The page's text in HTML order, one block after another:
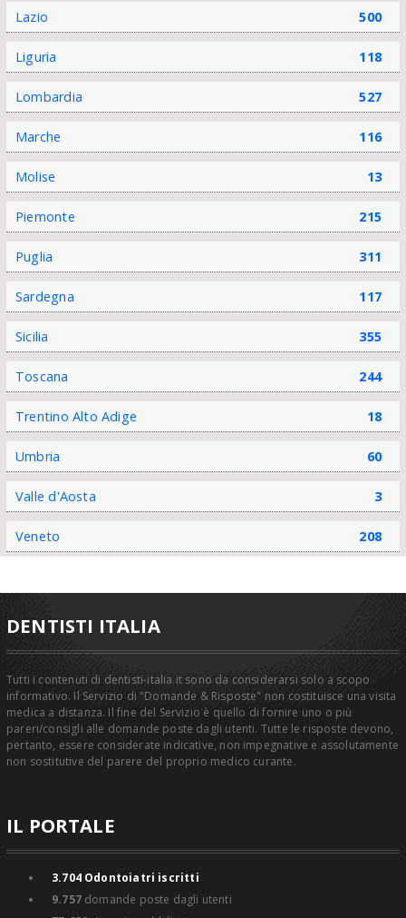
Lazio 500
Liguria 118
Lombardia 527
Marche 116
Molise 13
Piemonte 215
Puglia 311
Sardegna 117
Sicilia 355
Toscana 244
Trentino Alto Adige 18
Umbria 60
Valle d'Aosta 3
Veneto 208
DENTISTI ITALIA
Tutti i contenuti di dentisti-italia.it sono da considerarsi solo a scopo
informativo. Il Servizio di "Domande & Risposte" non costituisce una visita
medica a distanza. Il fine del Servizio è quello di fornire uno o più
pareri/consigli alle domande poste dagli utenti. Tutte le risposte devono,
pertanto, essere considerate indicative, non impegnative e assolutamente
non sostitutive del parere del proprio medico curante.
IL PORTALE
3.704Odontoiatri iscritti
9.757domande poste dagli utenti